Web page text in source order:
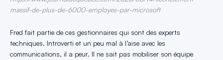
massif-de-plus-de-6000-employes-par-microsoft
Fred fait partie de ces gestionnaires qui sont des experts
techniques. Introverti et un peu mal à l’aise avec les
communications, il a peur. Il ne sait pas mobiliser son équipe